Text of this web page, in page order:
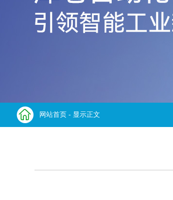
网站首页 - 显示正文